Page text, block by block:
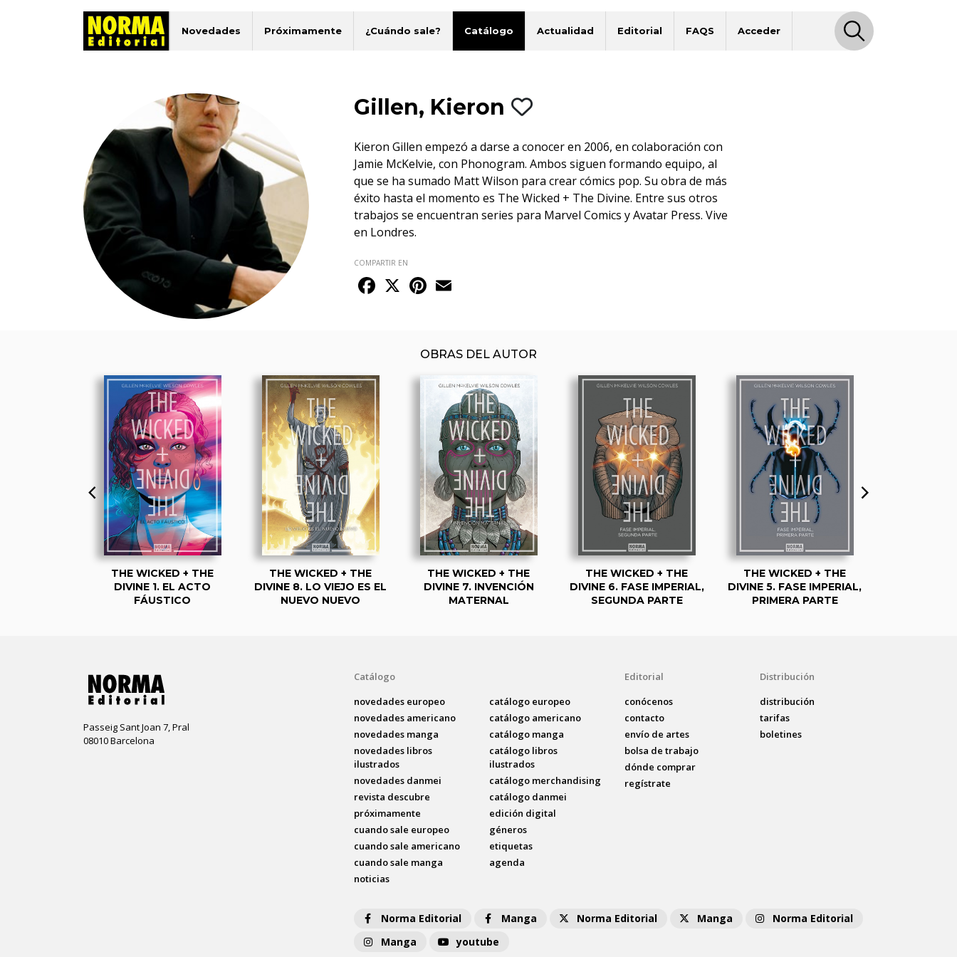
Novedades Próximamente ¿Cuándo sale? Catálogo Actualidad Editorial FAQS Acceder
Gillen, Kieron
Kieron Gillen empezó a darse a conocer en 2006, en colaboración con
Jamie McKelvie, con Phonogram. Ambos siguen formando equipo, al
que se ha sumado Matt Wilson para crear cómics pop. Su obra de más
éxito hasta el momento es The Wicked + The Divine. Entre sus otros
trabajos se encuentran series para Marvel Comics y Avatar Press. Vive
en Londres.
COMPARTIR EN
Facebook
X Pinterest
OBRAS DEL AUTOR
THE WICKED + THE
DIVINE 1. EL ACTO
FÁUSTICO
THE WICKED + THE
DIVINE 8. LO VIEJO ES EL
NUEVO NUEVO
THE WICKED + THE
DIVINE 7. INVENCIÓN
MATERNAL
THE WICKED + THE
DIVINE 6. FASE IMPERIAL,
SEGUNDA PARTE
THE WICKED + THE
DIVINE 5. FASE IMPERIAL,
PRIMERA PARTE
Passeig Sant Joan 7, Pral
08010 Barcelona
Catálogo
novedades europeo
novedades americano
novedades manga
novedades libros
ilustrados
novedades danmei
revista descubre
próximamente
cuando sale europeo
cuando sale americano
cuando sale manga
noticias
catálogo europeo
catálogo americano
catálogo manga
catálogo libros
ilustrados
catálogo merchandising
catálogo danmei
edición digital
géneros
etiquetas
agenda
Editorial
conócenos
contacto
envío de artes
bolsa de trabajo
dónde comprar
regístrate
Distribución
distribución
tarifas
boletines
Norma Editorial Manga Norma Editorial Manga
Norma Editorial
Manga
youtube